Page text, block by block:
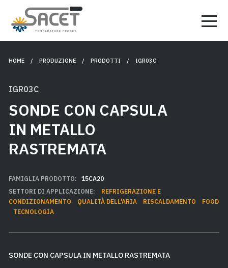
HOME / PRODUZIONE /PRODOTTI / IGR03C
IGR03C
SONDE CON CAPSULA
IN METALLO
RASTREMATA
FAMIGLIA PRODOTTO:15CA20
SETTORI DI APPLICAZIONE: REFRIGERAZIONE E
CONDIZIONAMENTO
QUALITÀ DELL'ARIA RISCALDAMENTO
FOOD
TECNOLOGIA
SONDE CON CAPSULA IN METALLO RASTREMATA